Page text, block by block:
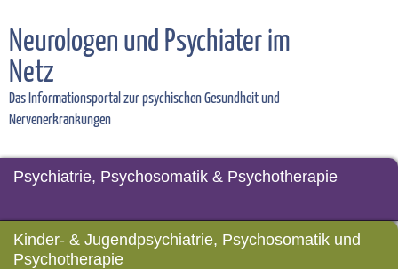
Neurologen und Psychiater im
Netz
Das Informationsportal zur psychischen Gesundheit und
Nervenerkrankungen
Psychiatrie, Psychosomatik & Psychotherapie
Kinder- & Jugendpsychiatrie, Psychosomatik und
Psychotherapie